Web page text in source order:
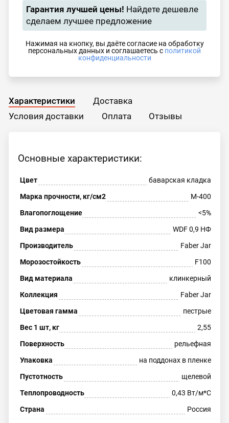
Гарантия лучшей цены! Найдете дешевле
сделаем лучшее предложение
Нажимая на кнопку, вы даёте согласие на обработку
персональных данных и соглашаетесь с политикой
конфиденциальности
Характеристики
Доставка
Условия доставки
Оплата Отзывы
Основные характеристики:
Цвет
баварская кладка
Марка прочности, кг/см2
М-400
Влагопоглощение
<5%
Вид размера
WDF 0,9 НФ
Производитель
Faber Jar
Морозостойкость
F100
Вид материала
клинкерный
Коллекция
Faber Jar
Цветовая гамма
пестрые
Вес 1 шт, кг
2,55
Поверхность
рельефная
Упаковка
на поддонах в пленке
Пустотность
щелевой
Теплопроводность
0,43 Вт/м*С
Страна
Россия